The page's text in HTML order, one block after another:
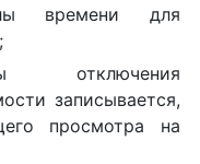
времени для
отключения
записывается,
просмотра на